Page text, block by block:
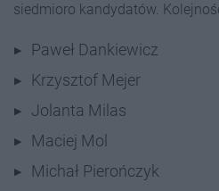
siedmioro kandydatów.
Paweł Dankiewicz
Krzysztof Mejer
Jolanta Milas
Maciej Mol
Michał Pierończyk